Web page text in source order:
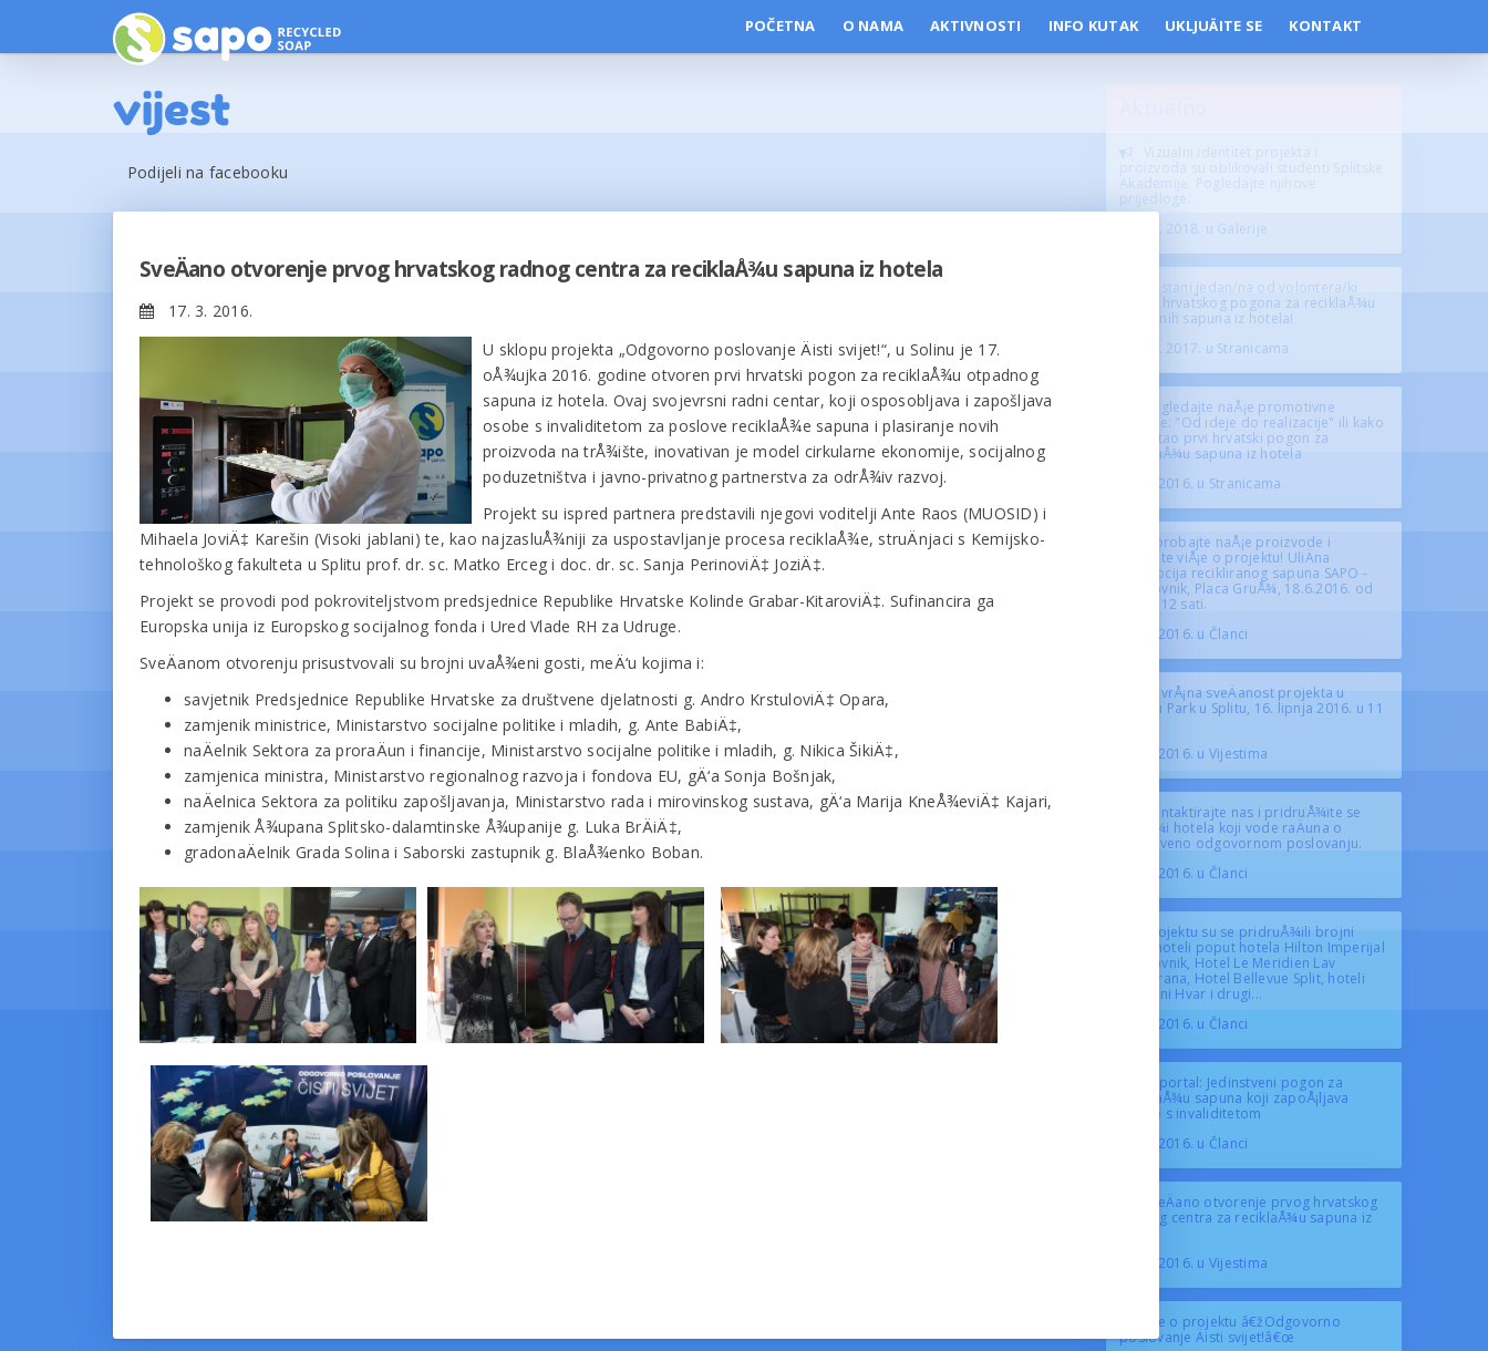
POČETNA O NAMA AKTIVNOSTI INFO KUTAK UKLJUÄITE SE KONTAKT
vijest
Podijeli na facebooku
SveÄano otvorenje prvog hrvatskog radnog centra za reciklaÅ¾u sapuna iz hotela
17. 3. 2016.
U sklopu projekta „Odgovorno poslovanje Äisti svijet!“, u Solinu je 17.
oÅ¾ujka 2016. godine otvoren prvi hrvatski pogon za reciklaÅ¾u otpadnog
sapuna iz hotela. Ovaj svojevrsni radni centar, koji osposobljava i zapošljava
osobe s invaliditetom za poslove reciklaÅ¾e sapuna i plasiranje novih
proizvoda na trÅ¾ište, inovativan je model cirkularne ekonomije, socijalnog
poduzetništva i javno-privatnog partnerstva za odrÅ¾iv razvoj.
Projekt su ispred partnera predstavili njegovi voditelji Ante Raos (MUOSID) i
Mihaela JoviÄ‡ Karešin (Visoki jablani) te, kao najzasluÅ¾niji za uspostavljanje procesa reciklaÅ¾e, struÄnjaci s Kemijsko-
tehnološkog fakulteta u Splitu prof. dr. sc. Matko Erceg i doc. dr. sc. Sanja PerinoviÄ‡ JoziÄ‡.
Projekt se provodi pod pokroviteljstvom predsjednice Republike Hrvatske Kolinde Grabar-KitaroviÄ‡. Sufinancira ga
Europska unija iz Europskog socijalnog fonda i Ured Vlade RH za Udruge.
SveÄanom otvorenju prisustvovali su brojni uvaÅ¾eni gosti, meÄ‘u kojima i:
savjetnik Predsjednice Republike Hrvatske za društvene djelatnosti g. Andro KrstuloviÄ‡ Opara,
zamjenik ministrice, Ministarstvo socijalne politike i mladih, g. Ante BabiÄ‡,
naÄelnik Sektora za proraÄun i financije, Ministarstvo socijalne politike i mladih, g. Nikica ŠikiÄ‡,
zamjenica ministra, Ministarstvo regionalnog razvoja i fondova EU, gÄ‘a Sonja Bošnjak,
naÄelnica Sektora za politiku zapošljavanja, Ministarstvo rada i mirovinskog sustava, gÄ‘a Marija KneÅ¾eviÄ‡ Kajari,
zamjenik Å¾upana Splitsko-dalamtinske Å¾upanije g. Luka BrÄiÄ‡,
gradonaÄelnik Grada Solina i Saborski zastupnik g. BlaÅ¾enko Boban.
Vizualni identitet projekta i
proizvoda su oblikovali studenti Splitske
Akademije. Pogledajte njihove
prijedloge.
26. 11. 2018. u Galerije
Postani jedan/na od volontera/ki
prvog hrvatskog pogona za reciklaÅ¾u
otpadnih sapuna iz hotela!
27. 11. 2017. u Stranicama
Pogledajte naÅ¡e promotivne
filmove: "Od ideje do realizacije" ili kako
je nastao prvi hrvatski pogon za
reciklaÅ¾u sapuna iz hotela
13. 6. 2016. u Stranicama
Isprobajte naÅ¡e proizvode i
saznajte viÅ¡e o projektu! UliÄna
promocija recikliranog sapuna SAPO -
Dubrovnik, Placa GruÅ¾, 18.6.2016. od
10 do 12 sati.
11. 6. 2016. u Članci
ZavrÅ¡na sveÄanost projekta u
Hotelu Park u Splitu, 16. lipnja 2016. u 11
11. 6. 2016. u Vijestima
Kontaktirajte nas i pridruÅ¾ite se
mreÅ¾i hotela koji vode raÄuna o
druÅ¡tveno odgovornom poslovanju.
10. 6. 2016. u Članci
Projektu su se pridruÅ¾ili brojni
elitni hoteli poput hotela Hilton Imperijal
Dubrovnik, Hotel Le Meridien Lav
Podstrana, Hotel Bellevue Split, hoteli
SunÄani Hvar i drugi...
29. 4. 2016. u Članci
In portal: Jedinstveni pogon za
reciklaÅ¾u sapuna koji zapoÅ¡ljava
osobe s invaliditetom
19. 4. 2016. u Članci
SveÄano otvorenje prvog hrvatskog
radnog centra za reciklaÅ¾u sapuna iz
14. 4. 2016. u Vijestima
Sve o projektu â€žOdgovorno
poslovanje Äisti svijet!â€œ